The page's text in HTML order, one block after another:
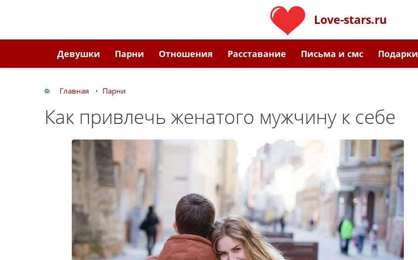
Love-stars.ru
Девушки Парни Отношения Расставание Письма и смс Подарки
Главная Парни
Как привлечь женатого мужчину к себе